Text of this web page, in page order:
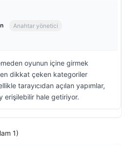
Anahtar yönetici
oyunun içine girmek
en dikkat çeken kategoriler
tarayıcıdan açılan yapımlar,
erişilebilir hale getiriyor.
1)